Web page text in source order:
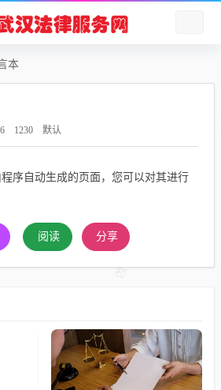
本
1230 默认
序自动生成的页面，您可以对其进行
阅读 分享